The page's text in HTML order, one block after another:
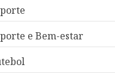
e Bem-estar